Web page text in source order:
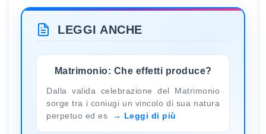
LEGGI ANCHE
Matrimonio: Che effetti produce?
Dalla valida celebrazione del Matrimonio
sorge tra i coniugi un vincolo di sua natura
perpetuo ed es
Leggi di più